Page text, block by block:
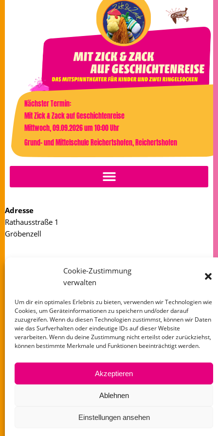
Cookie-Zustimmung
verwalten
Um dir ein optimales Erlebnis zu bieten, verwenden wir Technologien wie
Cookies, um Geräteinformationen zu speichern und/oder darauf
zuzugreifen. Wenn du diesen Technologien zustimmst, können wir Daten
wie das Surfverhalten oder eindeutige IDs auf dieser Website
verarbeiten. Wenn du deine Zustimmung nicht erteilst oder zurückziehst,
können bestimmte Merkmale und Funktionen beeinträchtigt werden.
Akzeptieren
Ablehnen
Einstellungen ansehen
Nächster Termin:
Mit Zick & Zack auf Geschichtenreise
Mittwoch, 09.09.2026 um 10:00 Uhr
Grund- und Mittelschule Reichertshofen, Reichertshofen
Adresse
Rathausstraße 1
Gröbenzell
Kommende Veranstaltungen
Keine Veranstaltungen an diesem Ort
Mit Zick & Zack auf Geschichtenreise